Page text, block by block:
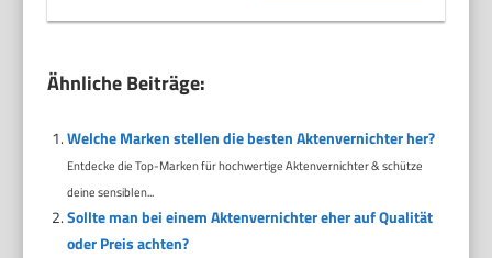
Ähnliche Beiträge:
Welche Marken stellen die besten Aktenvernichter her?
Entdecke die Top-Marken für hochwertige Aktenvernichter & schütze
deine sensiblen...
Sollte man bei einem Aktenvernichter eher auf Qualität
oder Preis achten?